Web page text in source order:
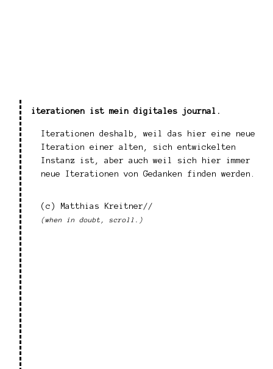
iterationen ist mein digitales journal.
Iterationen deshalb, weil das hier eine neue
Iteration einer alten, sich entwickelten
Instanz ist, aber auch weil sich hier immer
neue Iterationen von Gedanken finden werden.
(c) Matthias Kreitner//
(when in doubt, scroll.)